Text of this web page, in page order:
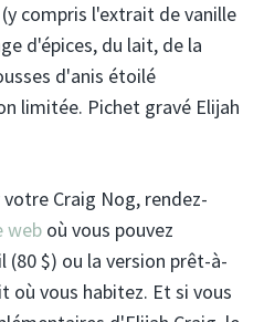
compris l'extrait de vanille
d'épices, du lait, de la
d'anis étoilé
limitée. Pichet gravé Elijah
Craig Nog, rendez-
web où vous pouvez
$) ou la version prêt-à-
où vous habitez. Et si vous